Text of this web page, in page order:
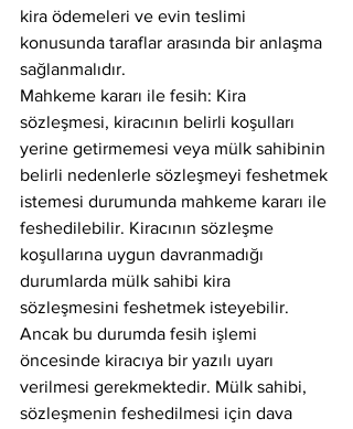
kira ödemeleri ve evin teslimi
konusunda taraflar arasında bir anlaşma
sağlanmalıdır.
Mahkeme kararı ile fesih: Kira
sözleşmesi, kiracının belirli koşulları
yerine getirmemesi veya mülk sahibinin
belirli nedenlerle sözleşmeyi feshetmek
istemesi durumunda mahkeme kararı ile
feshedilebilir. Kiracının sözleşme
koşullarına uygun davranmadığı
durumlarda mülk sahibi kira
sözleşmesini feshetmek isteyebilir.
Ancak bu durumda fesih işlemi
öncesinde kiracıya bir yazılı uyarı
verilmesi gerekmektedir. Mülk sahibi,
sözleşmenin feshedilmesi için dava